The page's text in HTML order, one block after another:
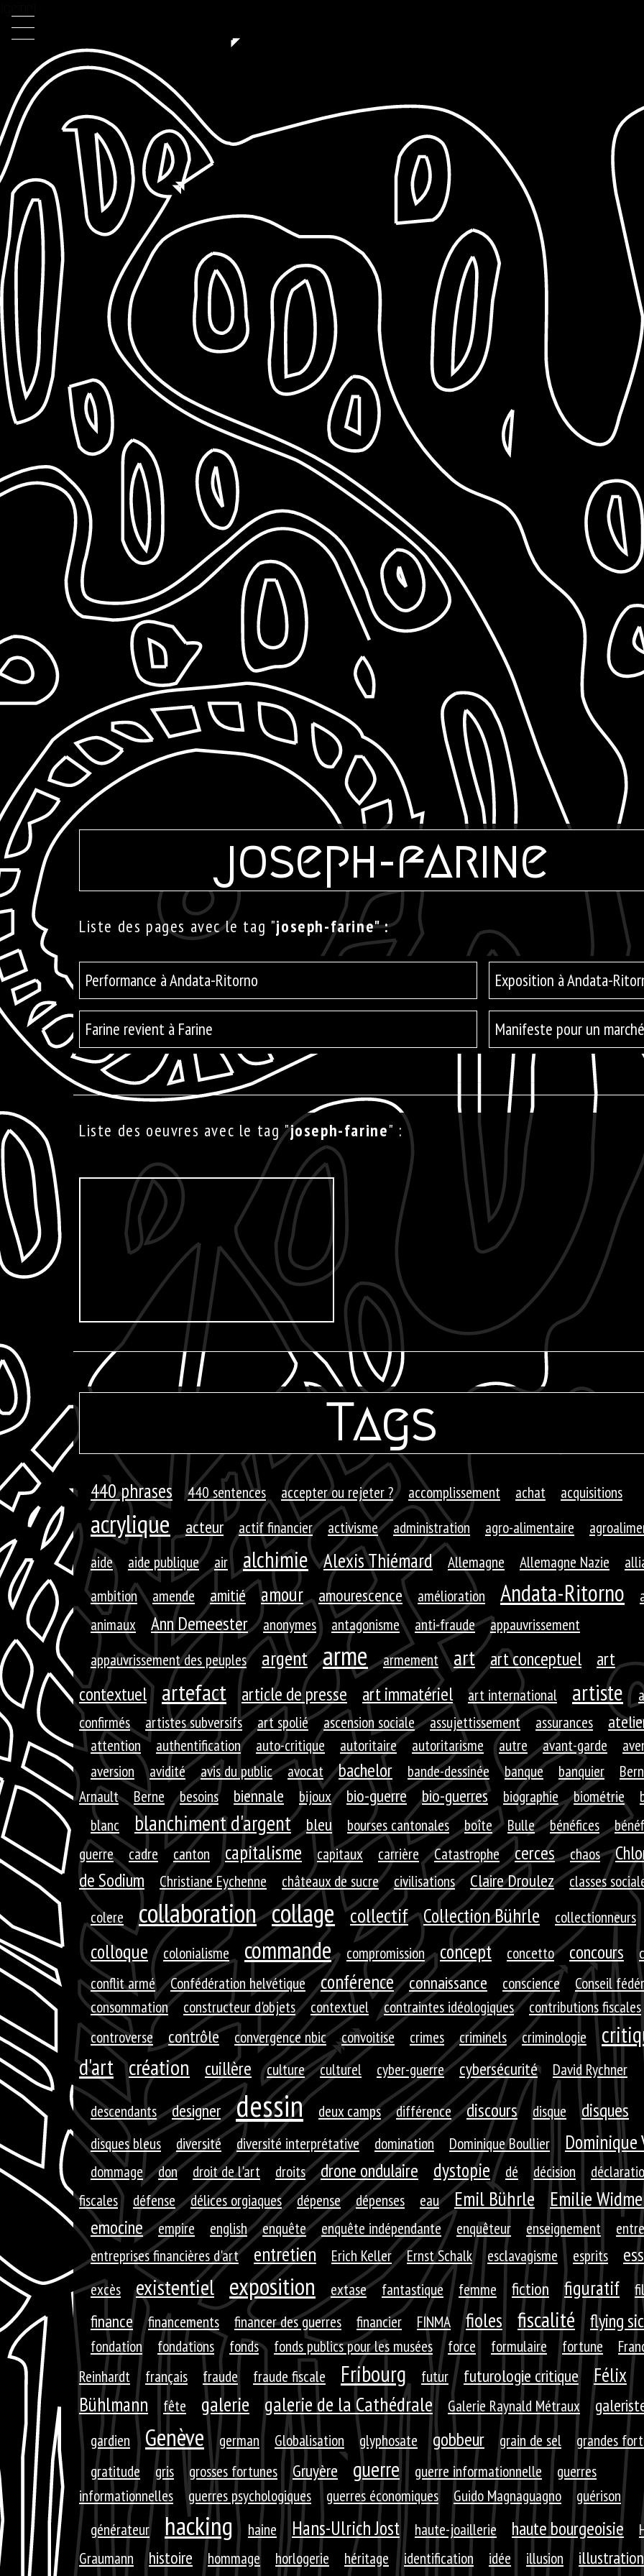
joseph-farine
Liste des pages avec le tag "joseph-farine" :
Performance à Andata-Ritorno Exposition à Andata-
Farine revient à Farine Manifeste pour un
Liste des oeuvres avec le tag "joseph-farine" :
Tags
440 phrases 440 sentences accepter ou rejeter ? accomplissement achat acquisitions
acrylique acteur actif financier activisme administration agro-alimentaire
aide
aide publique air alchimie Alexis Thiémard Allemagne Allemagne Nazie
ambition
amende amitié amour amourescence amélioration Andata-Ritorno
animaux
Ann Demeester anonymes antagonisme anti-fraude
appauvrissement
appauvrissement des peuples
argent arme armement art art conceptuel
art
contextuel
artefact article de presse art immatériel art international artiste
confirmés
artistes subversifs art spolié ascension sociale assujettissement assurances
attention authentification auto-critique autoritaire autoritarisme autre avant-garde
aversion
avidité avis du public avocat bachelor bande-dessinée banque banquier
Arnault
Berne besoins biennale bijoux bio-guerre bio-guerres biographie biométrie
blanc
blanchiment d'argent bleu bourses cantonales boîte Bulle bénéfices
guerre
cadre canton capitalisme capitaux carrière Catastrophe cerces chaos
de Sodium
Christiane Eychenne châteaux de sucre civilisations Claire Droulez
classes
colere
collaboration collage collectif Collection Bührle collectionneurs
colloque colonialisme commande compromission concept concetto concours
conflit armé
Confédération helvétique conférence connaissance conscience
Conseil
consommation
constructeur d'objets contextuel contraintes idéologiques
contributions fiscales
controverse
contrôle convergence nbic convoitise crimes criminels criminologie
d'art création cuillère culture culturel cyber-guerre cybersécurité David Rychner
descendants designer dessin deux camps différence discours disque disques
disques bleus diversité diversité interprétative domination Dominique Boullier Dominique
dommage don droit de l'art droits drone ondulaire dystopie dé décision
fiscales
défense délices orgiaques dépense dépenses eau Emil Bührle Emilie
emocine empire english enquête enquête indépendante enquêteur enseignement
entreprises financières d'art
entretien Erich Keller Ernst Schalk esclavagisme esprits
excès existentiel exposition extase fantastique femme fiction figuratif
finance financements financer des guerres financier FINMA fioles fiscalité flying
fondation fondations fonds fonds publics pour les musées force formulaire fortune
Reinhardt
français fraude fraude fiscale Fribourg futur futurologie critique
Félix
Bühlmann
fête galerie galerie de la Cathédrale Galerie Raynald Métraux
gardien Genève german Globalisation glyphosate gobbeur grain de sel
grandes
gratitude
gris grosses fortunes Gruyère guerre guerre informationnelle
guerres
informationnelles
guerres psychologiques guerres économiques Guido Magnaguagno
guérison
générateur
hacking haine Hans-Ulrich Jost haute-joaillerie haute bourgeoisie
Graumann
histoire hommage horlogerie héritage identification idée illusion illustration